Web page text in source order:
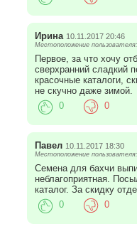
Ирина 10.11.2017 20:46
Местоположение
Первое, за что хочу
сверхранний сладкий
красочные каталоги,
не скучно даже зимой.
0 0
Павел 10.11.2017 18:30
Местоположение
Семена для бахчи
неблагоприятная.
каталог. За скидку
0 0